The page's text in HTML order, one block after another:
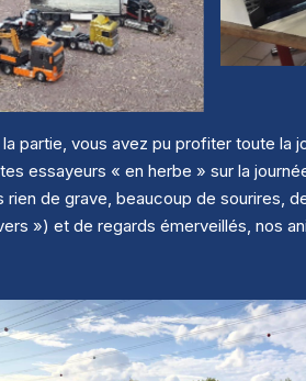
partie, vous avez pu profiter toute la
essayeurs « en herbe » sur la
rien de grave, beaucoup de sourires,
») et de regards émerveillés, nos